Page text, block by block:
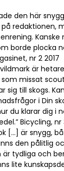
den här
redaktionen,
Kanske
borde plocka
nr 2 2017
är
missat
sig till skogs.
i Din
du klarar dig i
Bicycling, nr
[…] är snygg,
den pålitlig
tydliga och
lite